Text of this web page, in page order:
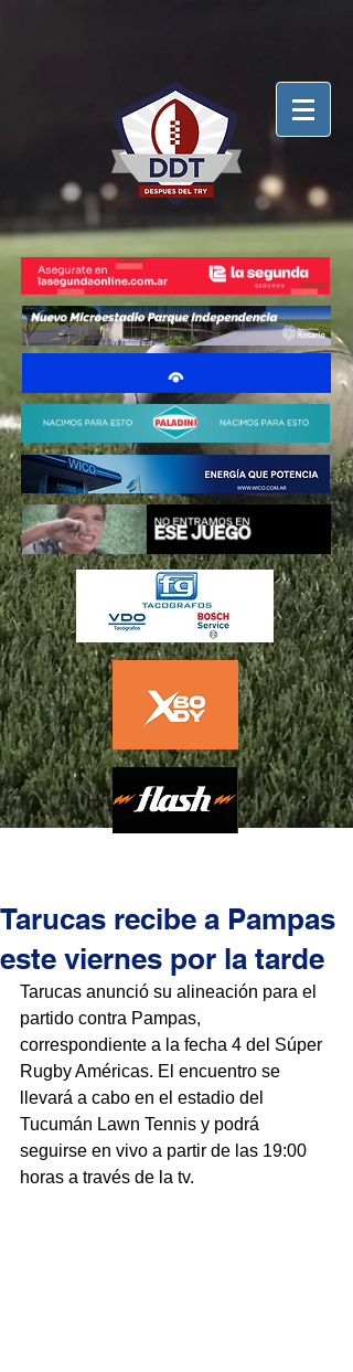
Tarucas recibe a Pampas
este viernes por la tarde
Tarucas anunció su alineación para el
partido contra Pampas,
correspondiente a la fecha 4 del Súper
Rugby Américas. El encuentro se
llevará a cabo en el estadio del
Tucumán Lawn Tennis y podrá
seguirse en vivo a partir de las 19:00
horas a través de la tv.